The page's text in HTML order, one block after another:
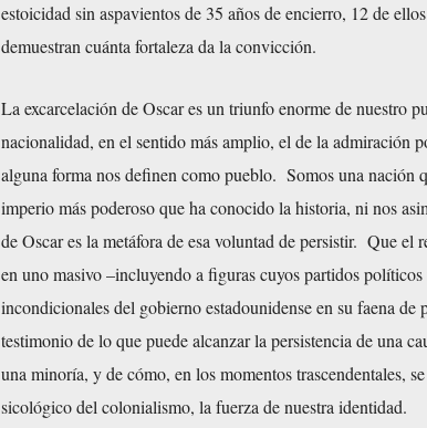
estoicidad sin aspavientos de 35 años de encierro, 12 de
demuestran cuánta fortaleza da la convicción.
La excarcelación de Oscar es un triunfo enorme de nuestro
nacionalidad, en el sentido más amplio, el de la admiración
alguna forma nos definen como pueblo. Somos una nación
imperio más poderoso que ha conocido la historia, ni nos
de Oscar es la metáfora de esa voluntad de persistir. Que el
en uno masivo –incluyendo a figuras cuyos partidos
incondicionales del gobierno estadounidense en su faena de
testimonio de lo que puede alcanzar la persistencia de una
una minoría, y de cómo, en los momentos trascendentales,
sicológico del colonialismo, la fuerza de nuestra identidad.